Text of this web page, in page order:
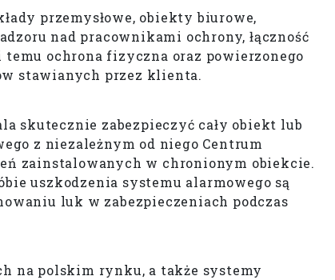
przemysłowe, obiekty biurowe,
nad pracownikami ochrony, łączność
ochrona fizyczna oraz powierzonego
stawianych przez klienta.
skutecznie zabezpieczyć cały obiekt lub
z niezależnym od niego Centrum
zainstalowanych w chronionym obiekcie.
uszkodzenia systemu alarmowego są
luk w zabezpieczeniach podczas
na polskim rynku, a także systemy